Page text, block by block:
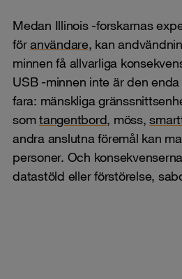
Medan Illinois -forskarnas
föranvändare, kan
minnen få allvarliga
USB -minnen inte är den enda
fara: mänskliga
somtangentbord, möss,
andra anslutna föremål kan
personer. Och
datastöld eller förstörelse,